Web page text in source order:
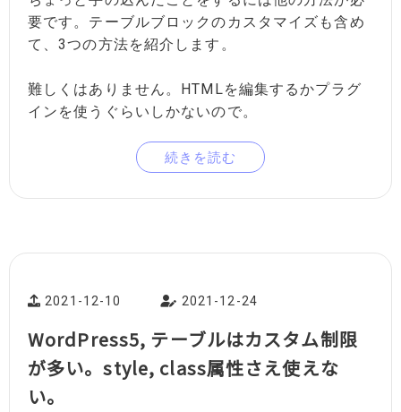
要です。テーブルブロックのカスタマイズも含め
て、3つの方法を紹介します。
難しくはありません。HTMLを編集するかプラグ
インを使うぐらいしかないので。
続きを読む
2021-12-10 2021-12-24
WordPress5, テーブルはカスタム制限
が多い。style, class属性さえ使えな
い。